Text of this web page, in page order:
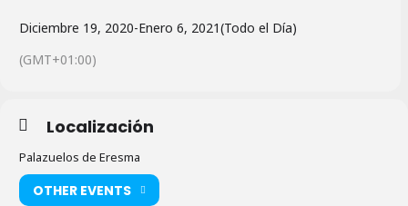
Diciembre 19, 2020-Enero 6, 2021(Todo el Día)
(GMT+01:00)
Localización
Palazuelos de Eresma
OTHER EVENTS